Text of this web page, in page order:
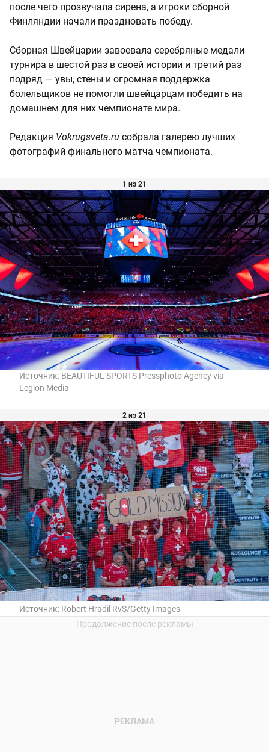
после чего прозвучала сирена, а игроки сборной
Финляндии начали праздновать победу.
Сборная Швейцарии завоевала серебряные медали
турнира в шестой раз в своей истории и третий раз
подряд — увы, стены и огромная поддержка
болельщиков не помогли швейцарцам победить на
домашнем для них чемпионате мира.
Редакция Vokrugsveta.ru собрала галерею лучших
фотографий финального матча чемпионата.
1 из 21
Источник: BEAUTIFUL SPORTS Pressphoto Agency via
Legion Media
2 из 21
Источник: Robert Hradil RvS/Getty Images